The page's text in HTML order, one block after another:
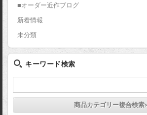
■オーダー近作ブログ
新着情報
未分類
キーワード検索
商品カテゴリー複合検索>